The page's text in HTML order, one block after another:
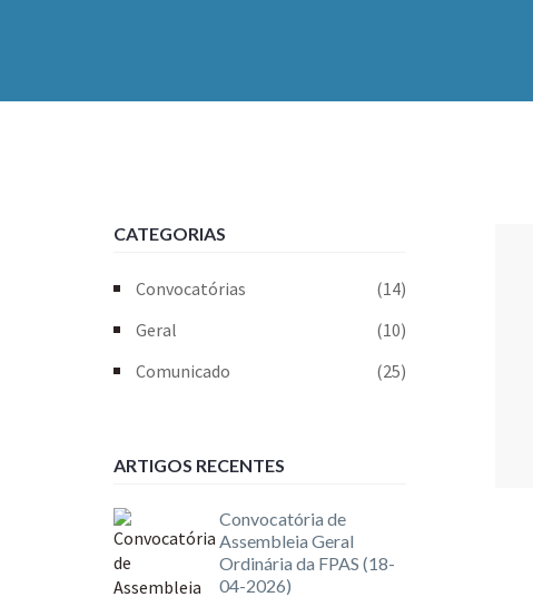
CATEGORIAS
Convocatórias
(14)
Geral
(10)
Comunicado
(25)
ARTIGOS RECENTES
Convocatória de
Assembleia Geral
Ordinária da FPAS (18-
04-2026)